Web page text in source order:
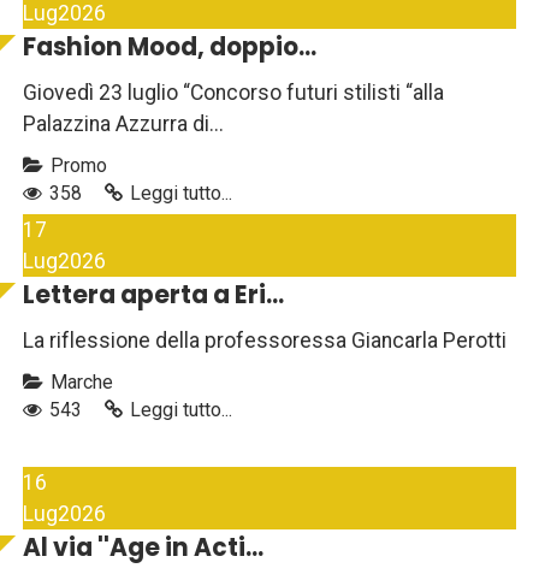
Lug2026
Fashion Mood, doppio...
Giovedì 23 luglio “Concorso futuri stilisti “alla
Palazzina Azzurra di...
Promo
358
Leggi tutto...
17
Lug2026
Lettera aperta a Eri...
La riflessione della professoressa Giancarla Perotti
Marche
543
Leggi tutto...
16
Lug2026
Al via ''Age in Acti...